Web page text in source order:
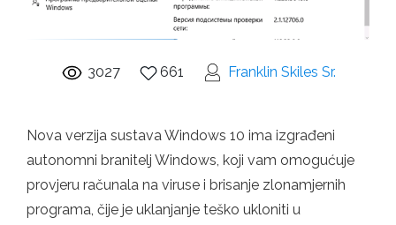
3027 661 Franklin Skiles Sr.
Nova verzija sustava Windows 10 ima izgrađeni
autonomni branitelj Windows, koji vam omogućuje
provjeru računala na viruse i brisanje zlonamjernih
programa, čije je uklanjanje teško ukloniti u